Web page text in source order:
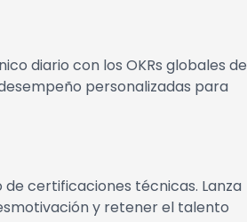
diario con los OKRs globales de
personalizadas para
certificaciones técnicas. Lanza
y retener el talento